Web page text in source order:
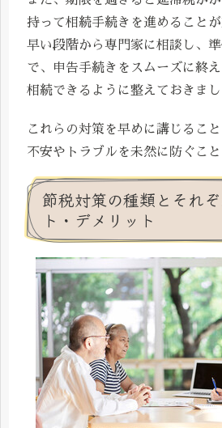
持って相続手続きを進めることが
早い段階から専門家に相談し、
で、申告手続きをスムーズに終
相続できるように整えておきまし
これらの対策を早めに講じるこ
不安やトラブルを未然に防ぐこと
節税対策の種類とそれ
ト・デメリット